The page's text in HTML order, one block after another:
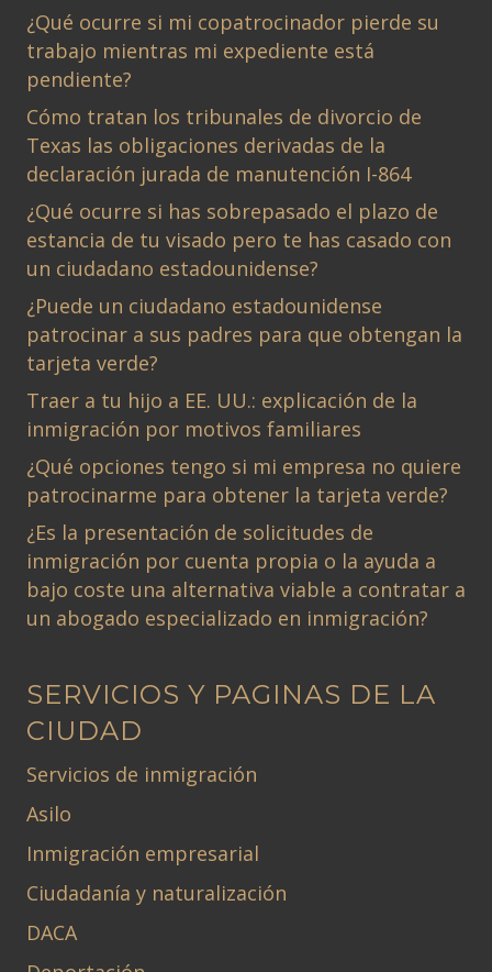
¿Qué ocurre si mi copatrocinador pierde su
trabajo mientras mi expediente está
pendiente?
Cómo tratan los tribunales de divorcio de
Texas las obligaciones derivadas de la
declaración jurada de manutención I-864
¿Qué ocurre si has sobrepasado el plazo de
estancia de tu visado pero te has casado con
un ciudadano estadounidense?
¿Puede un ciudadano estadounidense
patrocinar a sus padres para que obtengan la
tarjeta verde?
Traer a tu hijo a EE. UU.: explicación de la
inmigración por motivos familiares
¿Qué opciones tengo si mi empresa no quiere
patrocinarme para obtener la tarjeta verde?
¿Es la presentación de solicitudes de
inmigración por cuenta propia o la ayuda a
bajo coste una alternativa viable a contratar a
un abogado especializado en inmigración?
SERVICIOS Y PAGINAS DE LA
CIUDAD
Servicios de inmigración
Asilo
Inmigración empresarial
Ciudadanía y naturalización
DACA